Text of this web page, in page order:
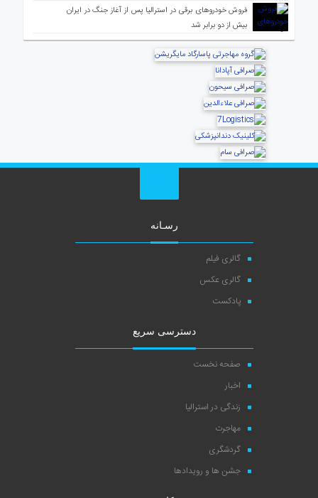
فروش خودروهای برقی در استرالیا پس از آغاز جنگ در ایران
بیش از دو برابر شد
رسـانه
گالری فیلم
گالری عکس
پادکست
دسترسی سریع
صفحه نخست
اخبار
زندگی در استرالیا
مهاجرت
گردشگری
جشن ها و رویدادها